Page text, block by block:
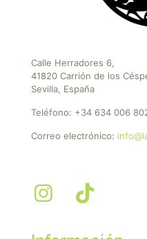
Calle Herradores 6,
41820 Carrión de los
Sevilla, España
Teléfono: +34 634 006
Correo electrónico: